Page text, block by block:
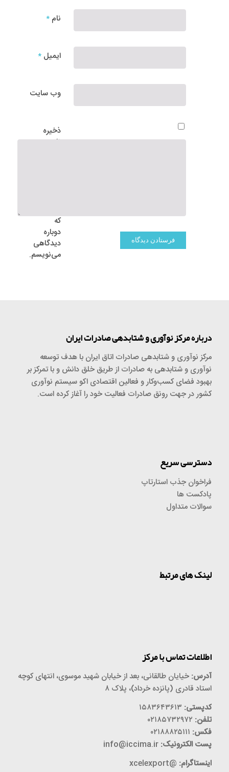
نام *
ایمیل *
وب‌ سایت
ذخیره
نام،
که
دوباره
دیدگاهی
می‌نویسم.
درباره مرکز نوآوری و شتابدهی صادرات ایران
مرکز نوآوری و شتابدهی صادرات اتاق ایران با هدف توسعه
نوآوری و شتابدهی به صادرات از طریق خلق دانش و با تمرکز بر
بهبود فضای کسب‌وکار و فعالین اقتصادی اکو سیستم نوآوری
کشور در جهت رونق صادرات فعالیت خود را آغاز کرده است.
دسترسی سریع
فراخوان جذب استارتاپ
پادکست ها
سوالات متداول
لینک های مرتبط
اطلاعات تماس با مرکز
آدرس: خیایان طالقانی، بعد از خیابان شهید موسوی، انتهای کوچه
استاد قادری (پانزده خرداد)، پلاک ۸
کدپستی:
تلفن:
فکس:
پست الکترونیک:
اینستاگرام: @xcelexport